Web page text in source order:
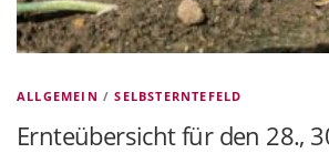
ALLGEMEIN /SELBSTERNTEFELD
Ernteübersicht für den 28.,